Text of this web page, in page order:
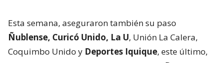
Esta semana, aseguraron también su paso
Ñublense, Curicó Unido, La U, Unión La Calera,
Coquimbo Unido y Deportes Iquique, este último,